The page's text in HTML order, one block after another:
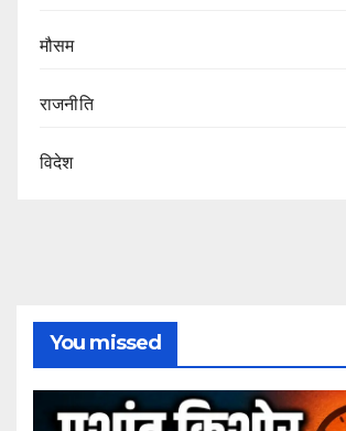
मौसम
राजनीति
विदेश
You missed